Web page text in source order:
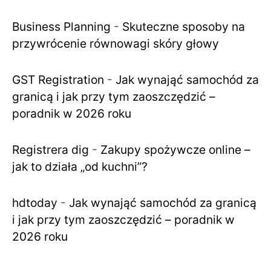
Business Planning - Skuteczne sposoby na
przywrócenie równowagi skóry głowy
GST Registration - Jak wynająć samochód za
granicą i jak przy tym zaoszczędzić –
poradnik w 2026 roku
Registrera dig - Zakupy spożywcze online –
jak to działa „od kuchni”?
hdtoday - Jak wynająć samochód za granicą
i jak przy tym zaoszczędzić – poradnik w
2026 roku